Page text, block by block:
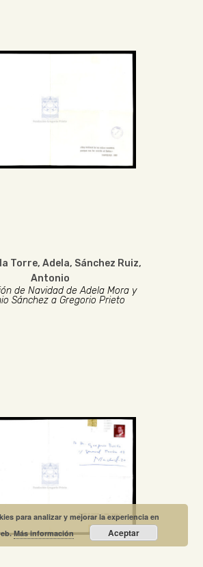
Torre, Adela, Sánchez Ruiz,
Antonio
de Navidad de Adela Mora y
Sánchez a Gregorio Prieto
para analizar y mejorar la experiencia en
Más información Aceptar